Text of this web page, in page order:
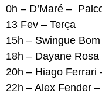
0h – D’Maré –
13 Fev – Terça
15h – Swingue
18h – Dayane
20h – Hiago Ferrari
22h – Alex Fender